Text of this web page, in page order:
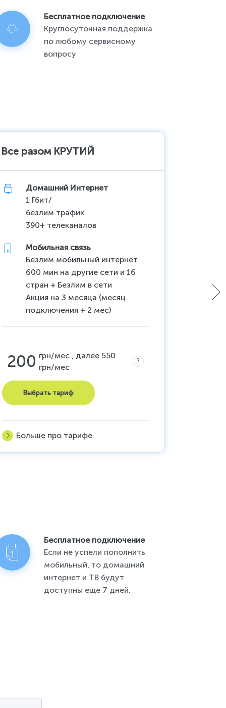
Бесплатное подключение
Круглосуточная поддержка
по любому сервисному
вопросу
Все разом КРУТИЙ
Домашний Интернет
1 Гбит/
безлим трафик
390+ телеканалов
Мобильная связь
Безлим мобильный интернет
600 мин на другие сети и 16
стран + Безлим в сети
Акция на 3 месяца (месяц
подключения + 2 мес)
200 грн/мес , далее 550
грн/мес
?
Выбрать тариф
Больше про тарифе
Бесплатное подключение
Если не успели пополнить
мобильный, то домашний
интернет и ТВ будут
доступны еще 7 дней.